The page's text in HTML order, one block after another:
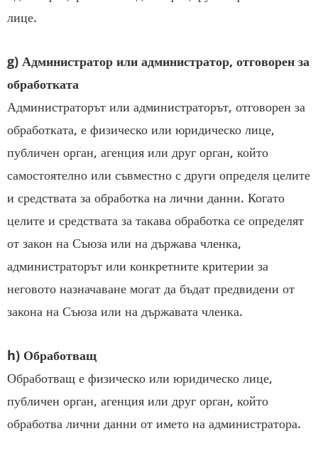
лице.
g) Администратор или администратор, отговорен за
обработката
Администраторът или администраторът, отговорен за
обработката, е физическо или юридическо лице,
публичен орган, агенция или друг орган, който
самостоятелно или съвместно с други определя целите
и средствата за обработка на лични данни. Когато
целите и средствата за такава обработка се определят
от закон на Съюза или на държава членка,
администраторът или конкретните критерии за
неговото назначаване могат да бъдат предвидени от
закона на Съюза или на държавата членка.
h) Обработващ
Обработващ е физическо или юридическо лице,
публичен орган, агенция или друг орган, който
обработва лични данни от името на администратора.